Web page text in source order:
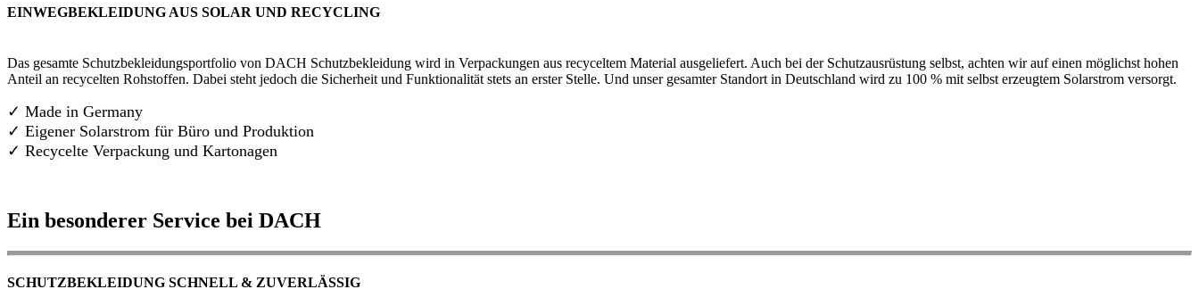
EINWEGBEKLEIDUNG AUS SOLAR UND RECYCLING
Das gesamte Schutzbekleidungsportfolio von DACH Schutzbekleidung wird in Verpackungen aus recyceltem Material ausgeliefert. Auch bei der Schutzausrüstung selbst, achten wir auf einen möglichst hohen
Anteil an recycelten Rohstoffen. Dabei steht jedoch die Sicherheit und Funktionalität stets an erster Stelle. Und unser gesamter Standort in Deutschland wird zu 100 % mit selbst erzeugtem Solarstrom versorgt.
✓ Made in Germany
✓ Eigener Solarstrom für Büro und Produktion
✓ Recycelte Verpackung und Kartonagen
Ein besonderer Service bei DACH
SCHUTZBEKLEIDUNG SCHNELL & ZUVERLÄSSIG